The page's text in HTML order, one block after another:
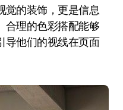
合理的色彩搭配能够
导他们的视线在页面